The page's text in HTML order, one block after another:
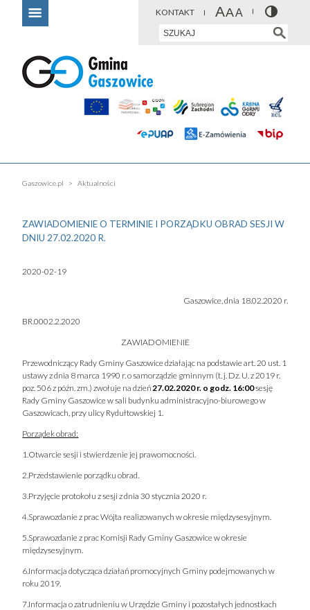
KONTAKT
Gaszowice.pl Aktualności
ZAWIADOMIENIE O TERMINIE I PORZĄDKU OBRAD SESJI W
DNIU 27.02.2020 R.
2020-02-19
Gaszowice, dnia 18.02.2020 r.
BR.0002.2.2020
ZAWIADOMIENIE
Przewodniczący Rady Gminy Gaszowice działając na podstawie art. 20 ust. 1
ustawy z dnia 8 marca 1990 r. o samorządzie gminnym (t. j. Dz. U. z 2019 r.
poz. 506 z późn. zm.) zwołuje na dzień27.02.2020 r. o godz. 16:00sesję
Rady Gminy Gaszowice w sali budynku administracyjno-biurowego w
Gaszowicach, przy ulicy Rydułtowskiej 1.
Porządek obrad:
1.Otwarcie sesji i stwierdzenie jej prawomocności.
2.Przedstawienie porządku obrad.
3.Przyjęcie protokołu z sesji z dnia 30 stycznia 2020 r.
4.Sprawozdanie z prac Wójta realizowanych w okresie międzysesyjnym.
5.Sprawozdanie z prac Komisji Rady Gminy Gaszowice w okresie
międzysesyjnym.
6.Informacja dotycząca działań promocyjnych Gminy podejmowanych w
roku 2019.
7.Informacja o zatrudnieniu w Urzędzie Gminy i pozostałych jednostkach